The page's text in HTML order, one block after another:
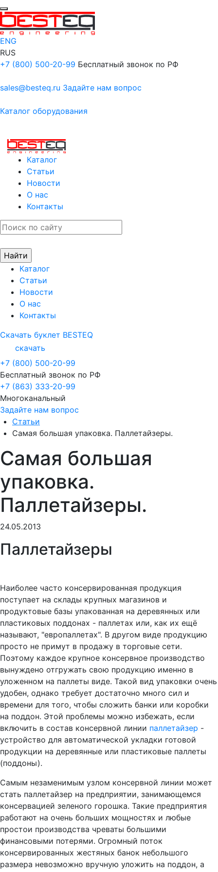
ENG
RUS
+7 (800) 500-20-99 Бесплатный звонок по РФ
sales@besteq.ru Задайте нам вопрос
Каталог оборудования
Каталог
Статьи
Новости
О нас
Контакты
Каталог
Статьи
Новости
О нас
Контакты
Скачать буклет BESTEQ
скачать
+7 (800) 500-20-99
Бесплатный звонок по РФ
+7 (863) 333-20-99
Многоканальный
Задайте нам вопрос
Статьи
Самая большая упаковка. Паллетайзеры.
Самая большая
упаковка.
Паллетайзеры.
24.05.2013
Паллетайзеры
Наиболее часто консервированная продукция
поступает на склады крупных магазинов и
продуктовые базы упакованная на деревянных или
пластиковых поддонах - паллетах или, как их ещё
называют, "европаллетах". В другом виде продукцию
просто не примут в продажу в торговые сети.
Поэтому каждое крупное консервное производство
вынуждено отгружать свою продукцию именно в
уложенном на паллеты виде. Такой вид упаковки очень
удобен, однако требует достаточно много сил и
времени для того, чтобы сложить банки или коробки
на поддон. Этой проблемы можно избежать, если
включить в состав консервной линии паллетайзер -
устройство для автоматической укладки готовой
продукции на деревянные или пластиковые паллеты
(поддоны).
Самым незаменимым узлом консервной линии может
стать паллетайзер на предприятии, занимающемся
консервацией зеленого горошка. Такие предприятия
работают на очень больших мощностях и любые
простои производства чреваты большими
финансовыми потерями. Огромный поток
консервированных жестяных банок небольшого
размера невозможно вручную уложить на поддон, а